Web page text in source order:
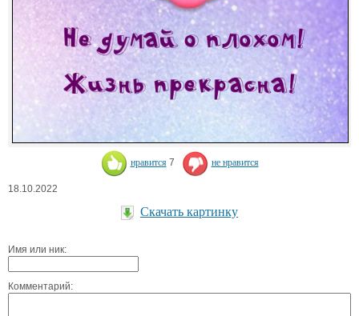
нравится 7 не нравится
18.10.2022
Скачать картинку
Имя или ник:
Комментарий: